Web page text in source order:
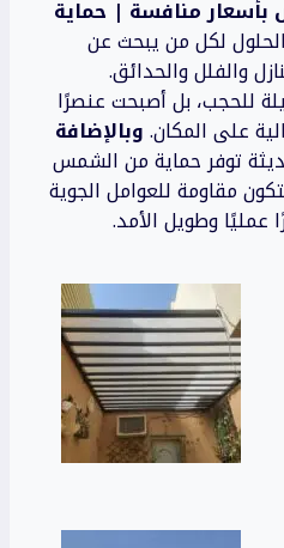
بأسعار منافسة | حماية
لكل من يبحث عن
والفلل والحدائق.
للحجب، بل أصبحت عنصرًا
على المكان.وبالإضافة
توفر حماية من الشمس
مقاومة للعوامل الجوية
عمليًا وطويل الأمد.